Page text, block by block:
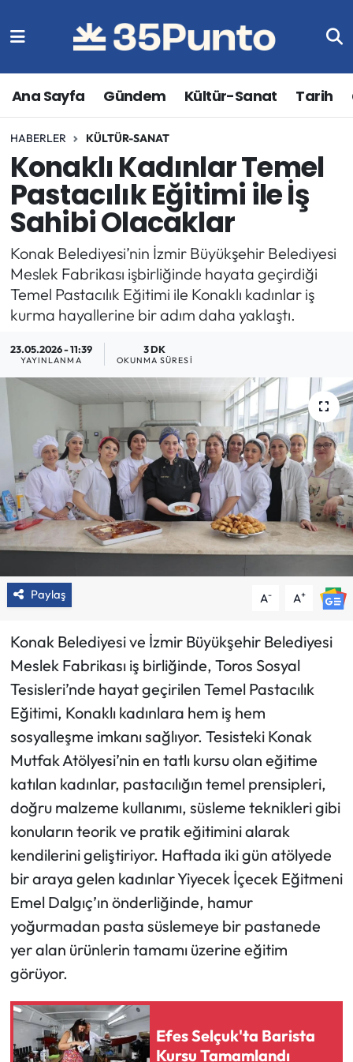
Ana Sayfa Gündem Kültür-Sanat Tarih
HABERLER KÜLTÜR-SANAT
Konaklı Kadınlar Temel
Pastacılık Eğitimi ile İş
Sahibi Olacaklar
Konak Belediyesi’nin İzmir Büyükşehir Belediyesi
Meslek Fabrikası işbirliğinde hayata geçirdiği
Temel Pastacılık Eğitimi ile Konaklı kadınlar iş
kurma hayallerine bir adım daha yaklaştı.
23.05.2026 - 11:39
YAYINLANMA
3 DK
OKUNMA SÜRESI
Paylaş A- A+
Konak Belediyesi ve İzmir Büyükşehir Belediyesi
Meslek Fabrikası iş birliğinde, Toros Sosyal
Tesisleri’nde hayat geçirilen Temel Pastacılık
Eğitimi, Konaklı kadınlara hem iş hem
sosyalleşme imkanı sağlıyor. Tesisteki Konak
Mutfak Atölyesi’nin en tatlı kursu olan eğitime
katılan kadınlar, pastacılığın temel prensipleri,
doğru malzeme kullanımı, süsleme teknikleri gibi
konuların teorik ve pratik eğitimini alarak
kendilerini geliştiriyor. Haftada iki gün atölyede
bir araya gelen kadınlar Yiyecek İçecek Eğitmeni
Emel Dalgıç’ın önderliğinde, hamur
yoğurmadan pasta süslemeye bir pastanede
yer alan ürünlerin tamamı üzerine eğitim
görüyor.
Efes Selçuk'ta Barista
Kursu Tamamlandı